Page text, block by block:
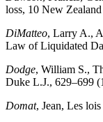
loss, 10 New
DiMatteo, Larry A.,
Law of Liquidated
Dodge, William S.,
Duke L.J., 629–699
Domat, Jean, Les